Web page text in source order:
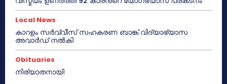
Local News
കാറളം സർവ്വീസ് സഹകരണ ബാങ്ക് വിദ്യാഭ്യാസ
അവാർഡ് നൽകി
Obituaries
നിര്യാതനായി